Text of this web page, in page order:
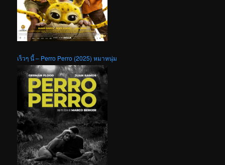
เร็วๆ นี้ – Perro Perro (2025) หมาหนุ่ม